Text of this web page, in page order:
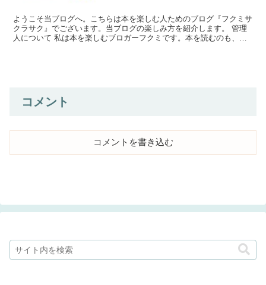
ようこそ当ブログへ。こちらは本を楽しむ人ためのブログ『フクミサ
クラサク』でございます。当ブログの楽しみ方を紹介します。 管理
人について 私は本を楽しむブロガーフクミです。本を読むのも、眺
コメント
コメントを書き込む